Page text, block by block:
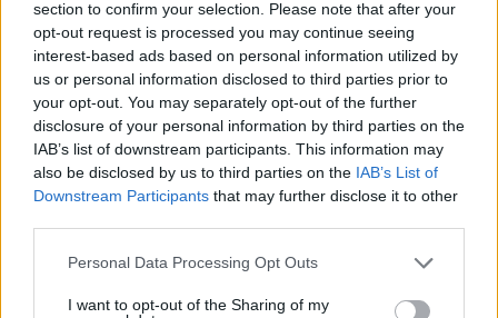
section to confirm your selection. Please note that after your
opt-out request is processed you may continue seeing
interest-based ads based on personal information utilized by
us or personal information disclosed to third parties prior to
your opt-out. You may separately opt-out of the further
disclosure of your personal information by third parties on the
IAB’s list of downstream participants. This information may
also be disclosed by us to third parties on the IAB’s List of
Downstream Participants that may further disclose it to other
Please note that this website/app uses one or more Google
not limited to your visit or usage behaviour. You may click to
Personal Data Processing Opt Outs
I want to opt-out of the Sharing of my
γιαννης
11.11.2021, 18:36
Ο ΜΕΓΑΛΥΤΕΡΟΣ ΣΥΓΓΡΑΦΕΑΣ ΟΛΩΝ ΤΩΝ
ΕΠΟΧΩΝ.
ΑΠΑΝΤΗΣΗ
ΠΡΟΣΘΗΚΗ ΣΧΟΛΙΟΥ
ΌΝΟΜΑ *